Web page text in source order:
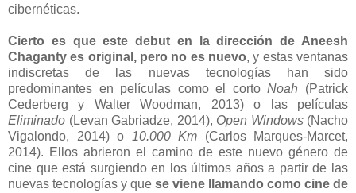
cibernéticas.
Cierto es que este debut en la dirección de Aneesh
Chaganty es original, pero no es nuevo, y estas ventanas
indiscretas de las nuevas tecnologías han sido
predominantes en películas como el cortoNoah (Patrick
Cederberg y Walter Woodman, 2013) o las películas
Eliminado (Levan Gabriadze, 2014), Open Windows(Nacho
Vigalondo, 2014) o 10.000 Km (Carlos Marques-Marcet,
2014). Ellos abrieron el camino de este nuevo género de
cine que está surgiendo en los últimos años a partir de las
nuevas tecnologías y que se viene llamando como cine de